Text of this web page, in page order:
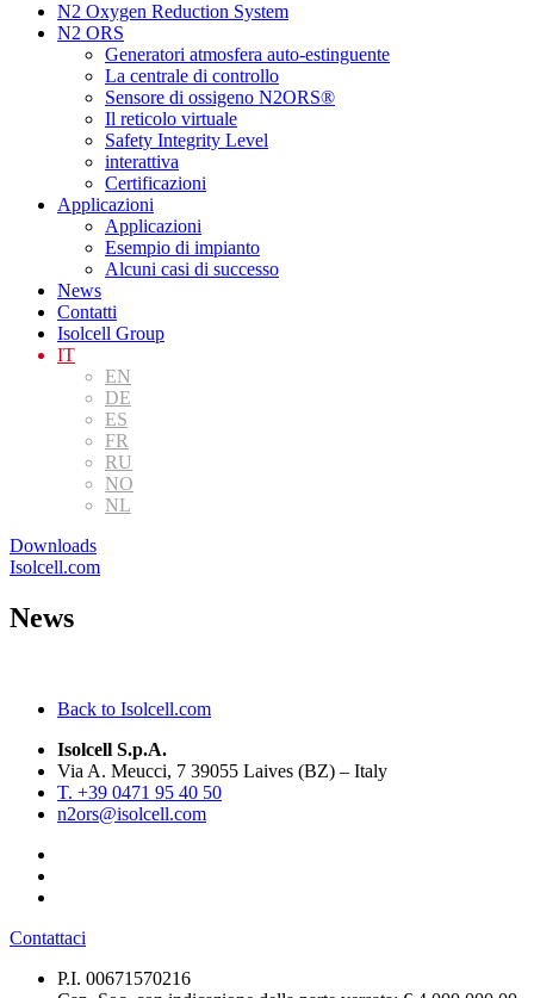
N2 Oxygen Reduction System
N2 ORS
Generatori atmosfera auto-estinguente
La centrale di controllo
Sensore di ossigeno N2ORS®
Il reticolo virtuale
Safety Integrity Level
interattiva
Certificazioni
Applicazioni
Applicazioni
Esempio di impianto
Alcuni casi di successo
News
Contatti
Isolcell Group
IT
EN
DE
ES
FR
RU
NO
NL
Downloads
Isolcell.com
News
Back to Isolcell.com
Isolcell S.p.A.
Via A. Meucci, 7 39055 Laives (BZ) – Italy
T. +39 0471 95 40 50
n2ors@isolcell.com
Contattaci
P.I. 00671570216